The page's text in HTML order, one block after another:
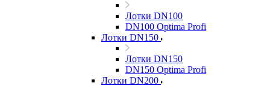
Лотки DN100
DN100 Optima Profi
Лотки DN150
Лотки DN150
DN150 Optima Profi
Лотки DN200